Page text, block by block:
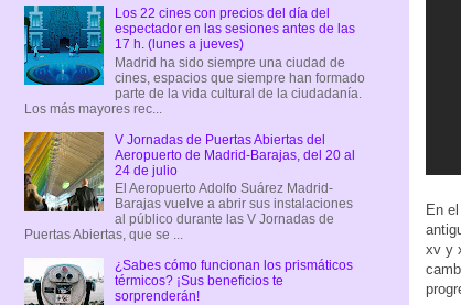
En
xv y
Los 22 cines con precios del día del
espectador en las sesiones antes de las
17 h. (lunes a jueves)
Madrid ha sido siempre una ciudad de
cines, espacios que siempre han formado
parte de la vida cultural de la ciudadanía.
Los más mayores rec...
V Jornadas de Puertas Abiertas del
Aeropuerto de Madrid-Barajas, del 20 al
24 de julio
El Aeropuerto Adolfo Suárez Madrid-
Barajas vuelve a abrir sus instalaciones
al público durante las V Jornadas de
Puertas Abiertas, que se ...
¿Sabes cómo funcionan los prismáticos
térmicos? ¡Sus beneficios te
sorprenderán!